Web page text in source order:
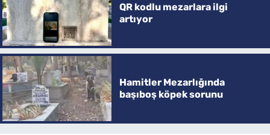
QR kodlu mezarlara ilgi
artıyor
Hamitler Mezarlığında
başıboş köpek sorunu